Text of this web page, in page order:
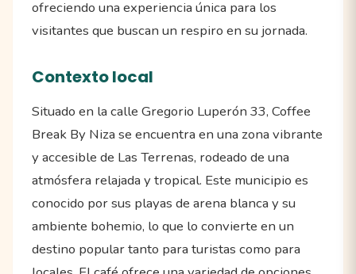
ofreciendo una experiencia única para los
visitantes que buscan un respiro en su jornada.
Contexto local
Situado en la calle Gregorio Luperón 33, Coffee
Break By Niza se encuentra en una zona vibrante
y accesible de Las Terrenas, rodeado de una
atmósfera relajada y tropical. Este municipio es
conocido por sus playas de arena blanca y su
ambiente bohemio, lo que lo convierte en un
destino popular tanto para turistas como para